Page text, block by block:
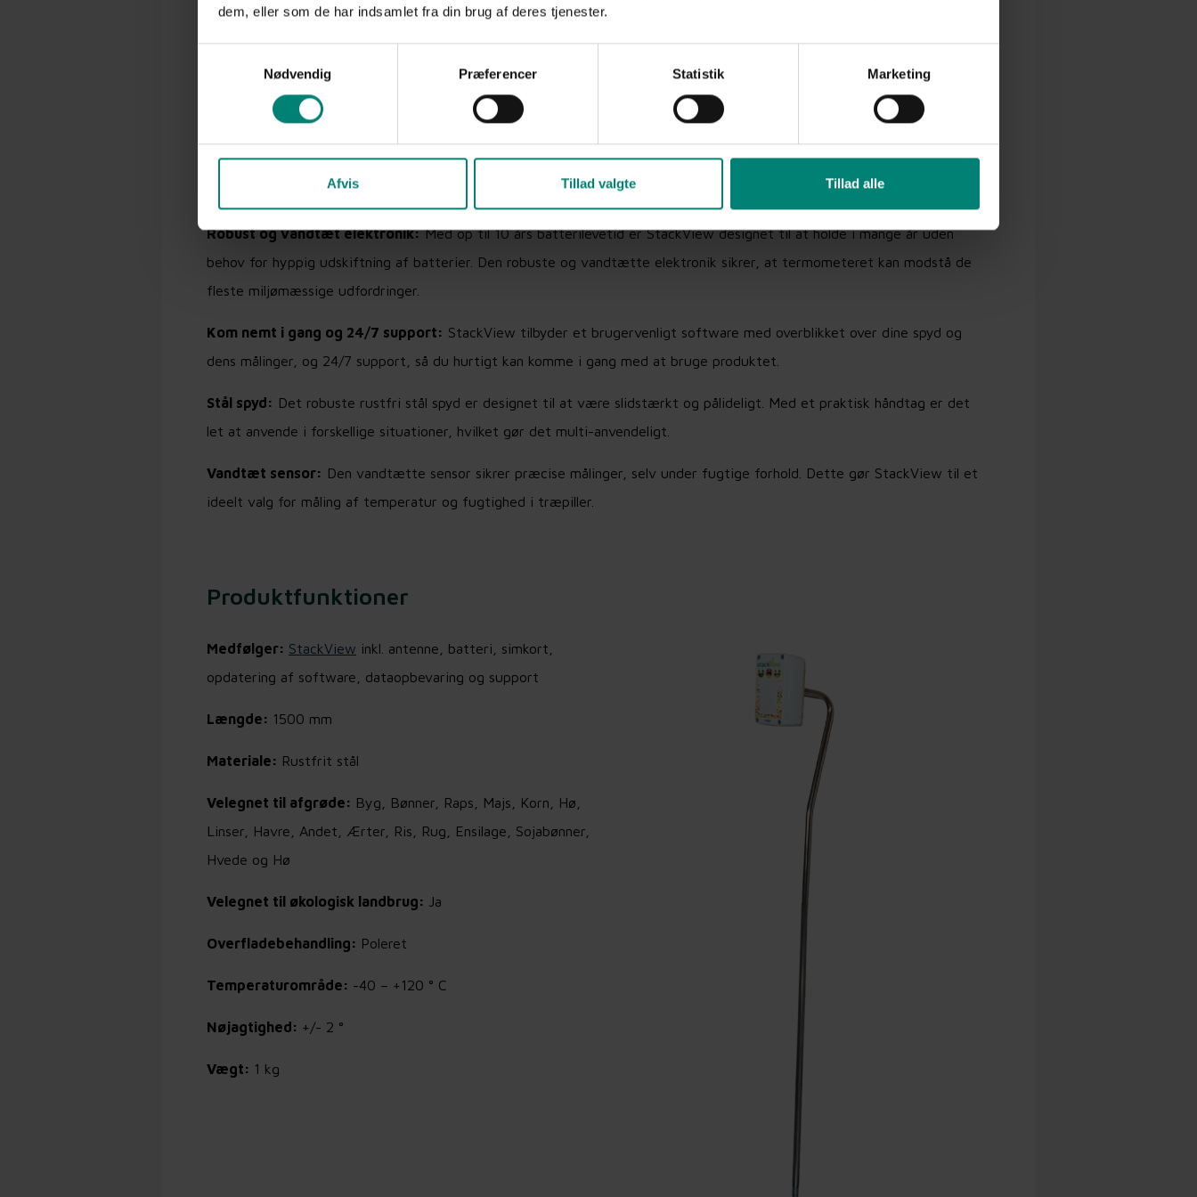
dem, eller som de har indsamlet fra din brug af deres tjenester.
Nødvendig
Præferencer Statistik Marketing
Afvis Tillad valgte Tillad alle
spild.
Fordele ved Stackview
Antenne:StackView kommer med en kraftfuld antenne, der sikrer forbindelse overalt. Dette betyder, at du altid kan få
adgang til dine data, uanset hvor du befinder dig.
Robust og vandtæt elektronik:Med op til 10 års batterilevetid er StackView designet til at holde i mange år uden
behov for hyppig udskiftning af batterier. Den robuste og vandtætte elektronik sikrer, at termometeret kan modstå de
fleste miljømæssige udfordringer.
Kom nemt i gang og 24/7 support: StackView tilbyder et brugervenligt software med overblikket over dine spyd og
dens målinger, og 24/7 support, så du hurtigt kan komme i gang med at bruge produktet.
Stål spyd: Det robuste rustfri stål spyd er designet til at være slidstærkt og pålideligt. Med et praktisk håndtag er det
let at anvende i forskellige situationer, hvilket gør det multi-anvendeligt.
Vandtæt sensor: Den vandtætte sensor sikrer præcise målinger, selv under fugtige forhold. Dette gør StackView til et
ideelt valg for måling af temperatur og fugtighed i træpiller.
Produktfunktioner
Medfølger: StackView inkl. antenne, batteri, simkort,
opdatering af software, dataopbevaring og support
Længde: 1500 mm
Materiale: Rustfrit stål
Velegnet til afgrøde: Byg, Bønner, Raps, Majs, Korn, Hø,
Linser, Havre, Andet, Ærter, Ris, Rug, Ensilage, Sojabønner,
Hvede og Hø
Velegnet til økologisk landbrug: Ja
Overfladebehandling: Poleret
Temperaturområde: -40 – +120 ° C
Nøjagtighed: +/- 2 °
Vægt: 1 kg